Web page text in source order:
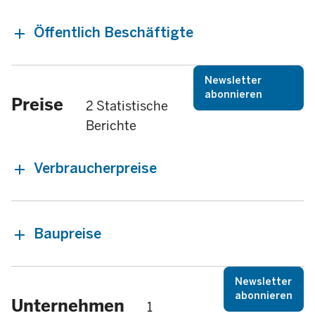
Öffentlich Beschäftigte
Preise
2 Statistische
Berichte
Newsletter
abonnieren
Verbraucherpreise
Baupreise
Unternehmen
1
Newsletter
abonnieren